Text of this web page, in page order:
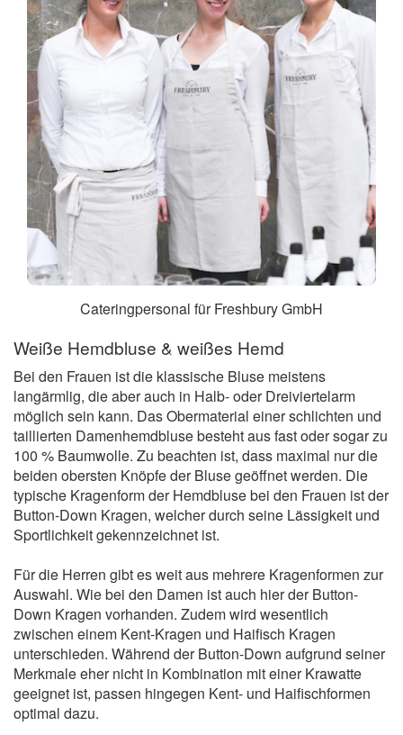
Cateringpersonal für Freshbury GmbH
Weiße Hemdbluse & weißes Hemd
Bei den Frauen ist die klassische Bluse meistens
langärmlig, die aber auch in Halb- oder Dreiviertelarm
möglich sein kann. Das Obermaterial einer schlichten und
taillierten Damenhemdbluse besteht aus fast oder sogar zu
100 % Baumwolle. Zu beachten ist, dass maximal nur die
beiden obersten Knöpfe der Bluse geöffnet werden. Die
typische Kragenform der Hemdbluse bei den Frauen ist der
Button-Down Kragen, welcher durch seine Lässigkeit und
Sportlichkeit gekennzeichnet ist.
Für die Herren gibt es weit aus mehrere Kragenformen zur
Auswahl. Wie bei den Damen ist auch hier der Button-
Down Kragen vorhanden. Zudem wird wesentlich
zwischen einem Kent-Kragen und Haifisch Kragen
unterschieden. Während der Button-Down aufgrund seiner
Merkmale eher nicht in Kombination mit einer Krawatte
geeignet ist, passen hingegen Kent- und Haifischformen
optimal dazu.